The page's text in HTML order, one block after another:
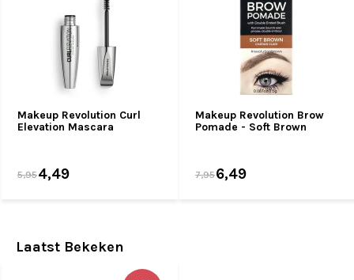
Makeup Revolution Curl
Elevation Mascara
5,954,49
Makeup Revolution Brow
Pomade - Soft Brown
7,956,49
Laatst Bekeken